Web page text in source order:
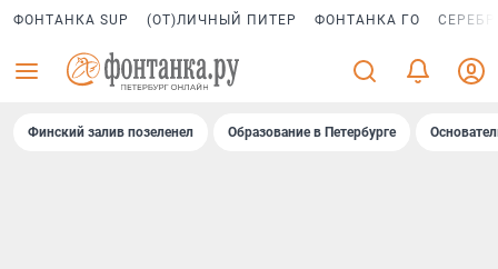
ФОНТАНКА SUP (ОТ)ЛИЧНЫЙ ПИТЕР ФОНТАНКА ГО
Финский залив позеленел Образование в Петербурге